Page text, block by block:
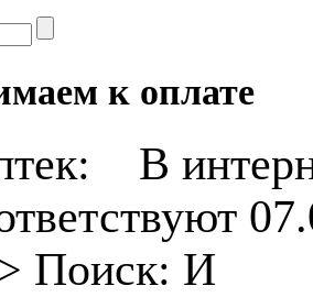
к оплате
В
Поиск: И